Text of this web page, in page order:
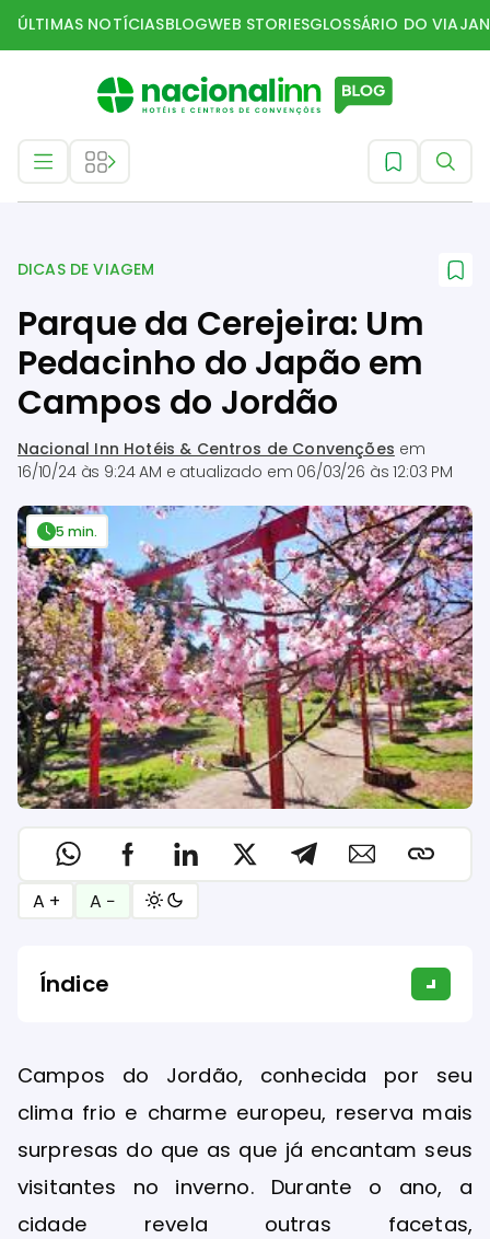
ÚLTIMAS NOTÍCIASBLOGWEB STORIESGLOSSÁRIO DO
DICAS DE VIAGEM
Parque da Cerejeira: Um
Pedacinho do Japão em
Campos do Jordão
Nacional Inn Hotéis & Centros de Convenções em
16/10/24 às 9:24 AM e atualizado em 06/03/26 às 12:03 PM
5 min.
A + A −
Índice
Campos do Jordão, conhecida por seu
clima frio e charme europeu, reserva mais
surpresas do que as que já encantam seus
visitantes no inverno. Durante o ano, a
cidade revela outras facetas,